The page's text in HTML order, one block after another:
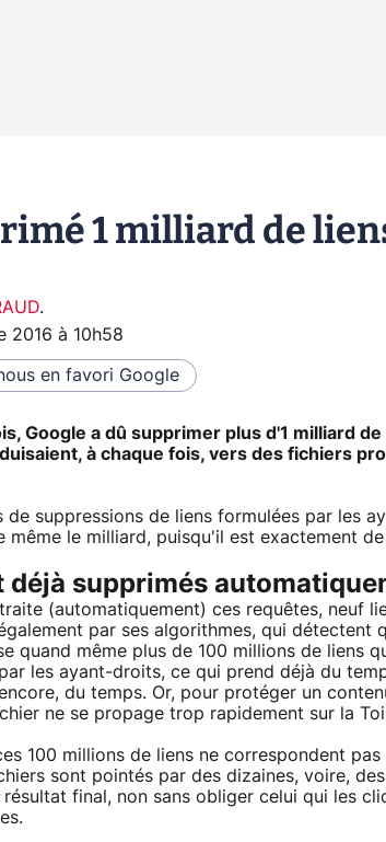
1 milliard de
.
2016 à 10h58
en favori Google
Google a dû supprimer plus d'1 milliard
à chaque fois, vers des fichiers
de suppressions de liens formulées par les
le milliard, puisqu'il est exactement de
déjà supprimés
(automatiquement) ces requêtes, neuf
par ses algorithmes, qui détectent
quand même plus de 100 millions de liens
les ayant-droits, ce qui prend déjà du
du temps. Or, pour protéger un
ne se propage trop rapidement sur la
100 millions de liens ne correspondent
sont pointés par des dizaines, voire,
final, non sans obliger celui qui les